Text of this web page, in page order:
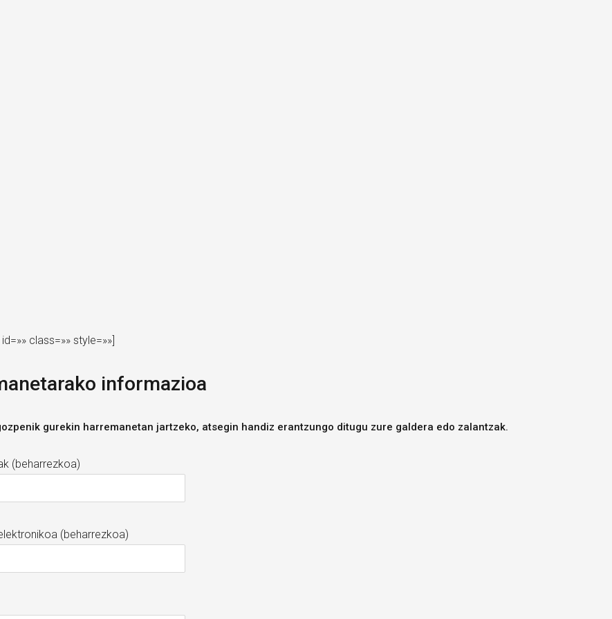
class=»» style=»»]
informazioa
gurekin harremanetan jartzeko, atsegin handiz erantzungo ditugu zure galdera edo zalantzak.
(beharrezkoa)
(beharrezkoa)